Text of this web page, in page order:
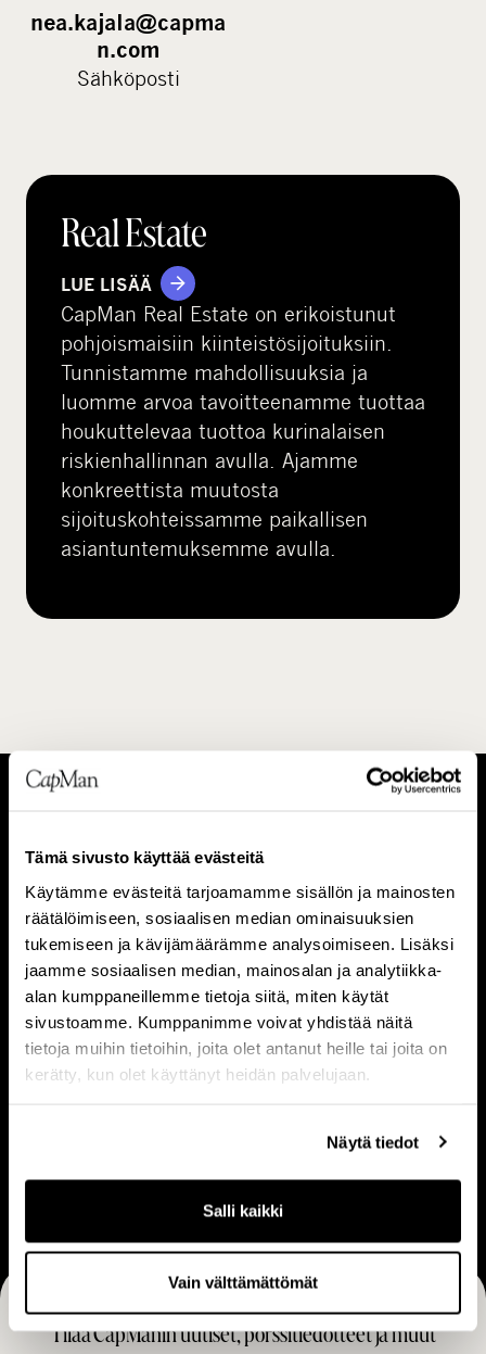
Tämä sivusto käyttää evästeitä
Käytämme evästeitä tarjoamamme sisällön ja mainosten
räätälöimiseen, sosiaalisen median ominaisuuksien
tukemiseen ja kävijämäärämme analysoimiseen. Lisäksi
jaamme sosiaalisen median, mainosalan ja analytiikka-
alan kumppaneillemme tietoja siitä, miten käytät
sivustoamme. Kumppanimme voivat yhdistää näitä
tietoja muihin tietoihin, joita olet antanut heille tai joita on
kerätty, kun olet käyttänyt heidän palvelujaan.
Näytä tiedot
Salli kaikki
Vain välttämättömät
nea.kajala@capma
n.com
Sähköposti
Real Estate
LUE LISÄÄ
CapMan Real Estate on erikoistunut
pohjoismaisiin kiinteistösijoituksiin.
Tunnistamme mahdollisuuksia ja
luomme arvoa tavoitteenamme tuottaa
houkuttelevaa tuottoa kurinalaisen
riskienhallinnan avulla. Ajamme
konkreettista muutosta
sijoituskohteissamme paikallisen
asiantuntemuksemme avulla.
i
e
t
o
a
m
e
i
Tietoa meistä
h
m
i
s
e
t
Ihmiset
V
i
s
r
t
e
Visio & strategia
L
i
i
i
m
i
n
t
Liiketoimintamalli
r
Ura
Tilaa CapManin uutiset, pörssitiedotteet ja muut